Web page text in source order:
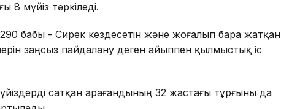
8 мүйіз тәркіледі.
290 бабы - Сирек кездесетін және жоғалып бара жатқан
заңсыз пайдалану деген айыппен қылмыстық іс
сатқан Қарағандының 32 жастағы тұрғыны да